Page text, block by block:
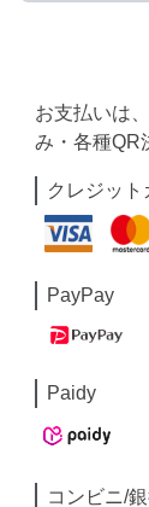
お支払いは
み・各種QR
クレジット
PayPay
Paidy
コンビニ/